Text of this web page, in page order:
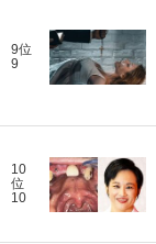
9位
9
10
位
10